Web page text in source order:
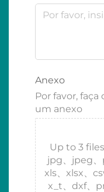
Anexo
Por favor,
um anexo
Up to 3
jpg、jpeg、
xls、xlsx、
x_t、dxf、